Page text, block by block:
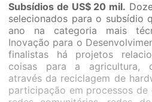
Subsídios de US$ 20 mil.
selecionados para o subsídio
ano na categoria mais
Inovação para o
finalistas há projetos
coisas para a agricultura,
através da reciclagem de
participação em processos de